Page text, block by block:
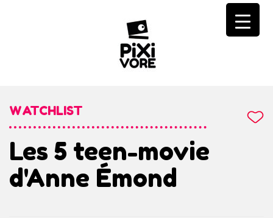
WATCHLIST
Les 5 teen-movie
d'Anne Émond